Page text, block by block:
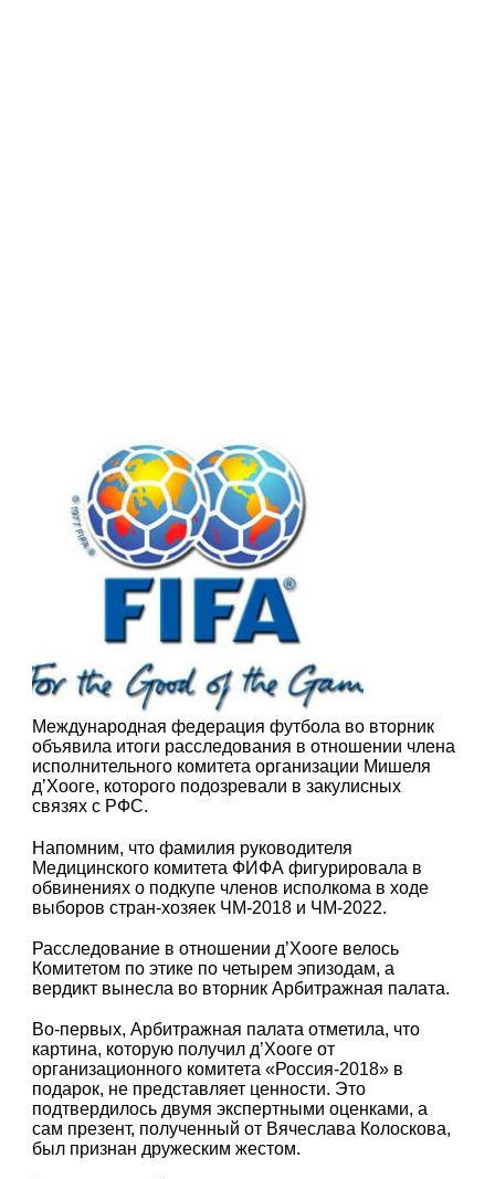
Международная федерация футбола во вторник
объявила итоги расследования в отношении члена
исполнительного комитета организации Мишеля
д’Хооге, которого подозревали в закулисных
связях с РФС.
Напомним, что фамилия руководителя
Медицинского комитета ФИФА фигурировала в
обвинениях о подкупе членов исполкома в ходе
выборов стран-хозяек ЧМ-2018 и ЧМ-2022.
Расследование в отношении д’Хооге велось
Комитетом по этике по четырем эпизодам, а
вердикт вынесла во вторник Арбитражная палата.
Во-первых, Арбитражная палата отметила, что
картина, которую получил д’Хооге от
организационного комитета «Россия-2018» в
подарок, не представляет ценности. Это
подтвердилось двумя экспертными оценками, а
сам презент, полученный от Вячеслава Колоскова,
был признан дружеским жестом.